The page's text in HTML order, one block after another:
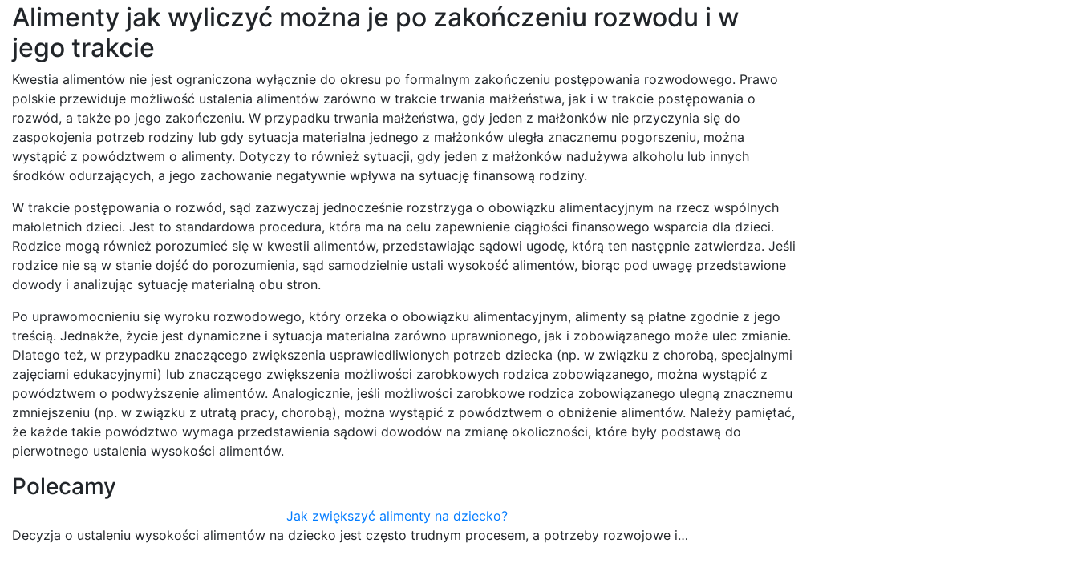
Alimenty jak wyliczyć można je po zakończeniu rozwodu i w
jego trakcie
Kwestia alimentów nie jest ograniczona wyłącznie do okresu po formalnym zakończeniu postępowania rozwodowego. Prawo
polskie przewiduje możliwość ustalenia alimentów zarówno w trakcie trwania małżeństwa, jak i w trakcie postępowania o
rozwód, a także po jego zakończeniu. W przypadku trwania małżeństwa, gdy jeden z małżonków nie przyczynia się do
zaspokojenia potrzeb rodziny lub gdy sytuacja materialna jednego z małżonków uległa znacznemu pogorszeniu, można
wystąpić z powództwem o alimenty. Dotyczy to również sytuacji, gdy jeden z małżonków nadużywa alkoholu lub innych
środków odurzających, a jego zachowanie negatywnie wpływa na sytuację finansową rodziny.
W trakcie postępowania o rozwód, sąd zazwyczaj jednocześnie rozstrzyga o obowiązku alimentacyjnym na rzecz wspólnych
małoletnich dzieci. Jest to standardowa procedura, która ma na celu zapewnienie ciągłości finansowego wsparcia dla dzieci.
Rodzice mogą również porozumieć się w kwestii alimentów, przedstawiając sądowi ugodę, którą ten następnie zatwierdza. Jeśli
rodzice nie są w stanie dojść do porozumienia, sąd samodzielnie ustali wysokość alimentów, biorąc pod uwagę przedstawione
dowody i analizując sytuację materialną obu stron.
Po uprawomocnieniu się wyroku rozwodowego, który orzeka o obowiązku alimentacyjnym, alimenty są płatne zgodnie z jego
treścią. Jednakże, życie jest dynamiczne i sytuacja materialna zarówno uprawnionego, jak i zobowiązanego może ulec zmianie.
Dlatego też, w przypadku znaczącego zwiększenia usprawiedliwionych potrzeb dziecka (np. w związku z chorobą, specjalnymi
zajęciami edukacyjnymi) lub znaczącego zwiększenia możliwości zarobkowych rodzica zobowiązanego, można wystąpić z
powództwem o podwyższenie alimentów. Analogicznie, jeśli możliwości zarobkowe rodzica zobowiązanego ulegną znacznemu
zmniejszeniu (np. w związku z utratą pracy, chorobą), można wystąpić z powództwem o obniżenie alimentów. Należy pamiętać,
że każde takie powództwo wymaga przedstawienia sądowi dowodów na zmianę okoliczności, które były podstawą do
pierwotnego ustalenia wysokości alimentów.
Polecamy
Jak zwiększyć alimenty na dziecko?
Decyzja o ustaleniu wysokości alimentów na dziecko jest często trudnym procesem, a potrzeby rozwojowe i…